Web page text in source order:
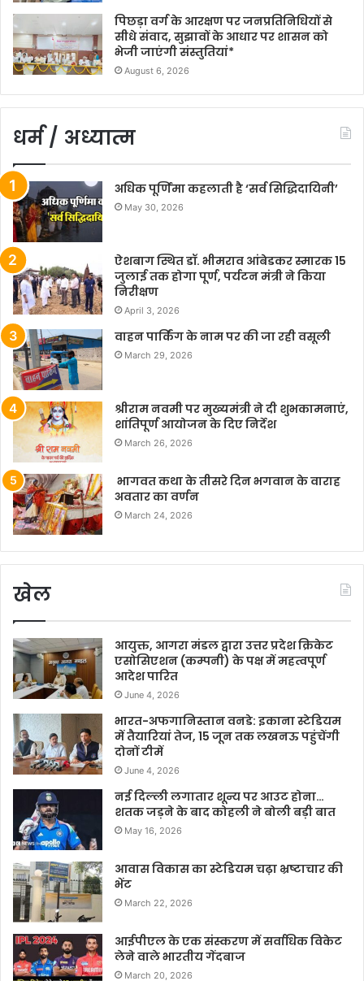
पिछड़ा वर्ग के आरक्षण पर जनप्रतिनिधियों से
सीधे संवाद, सुझावों के आधार पर शासन को
भेजी जाएंगी संस्तुतियां*
August 6, 2026
धर्म / अध्यात्म
अधिक पूर्णिमा कहलाती है ‘सर्व सिद्धिदायिनी’
May 30, 2026
ऐशबाग स्थित डॉ. भीमराव आंबेडकर स्मारक 15
जुलाई तक होगा पूर्ण, पर्यटन मंत्री ने किया
निरीक्षण
April 3, 2026
वाहन पार्किंग के नाम पर की जा रही वसूली
March 29, 2026
श्रीराम नवमी पर मुख्यमंत्री ने दी शुभकामनाएं,
शांतिपूर्ण आयोजन के दिए निर्देश
March 26, 2026
भागवत कथा के तीसरे दिन भगवान के वाराह
अवतार का वर्णन
March 24, 2026
खेल
आयुक्त, आगरा मंडल द्वारा उत्तर प्रदेश क्रिकेट
एसोसिएशन (कम्पनी) के पक्ष में महत्वपूर्ण
आदेश पारित
June 4, 2026
भारत-अफगानिस्तान वनडे: इकाना स्टेडियम
में तैयारियां तेज, 15 जून तक लखनऊ पहुंचेंगी
दोनों टीमें
June 4, 2026
नई दिल्ली लगातार शून्य पर आउट होना…
शतक जड़ने के बाद कोहली ने बोली बड़ी बात
May 16, 2026
आवास विकास का स्टेडियम चढ़ा भ्रष्टाचार की
भेंट
March 22, 2026
आईपीएल के एक संस्करण में सर्वाधिक विकेट
लेने वाले भारतीय गेंदबाज
March 20, 2026